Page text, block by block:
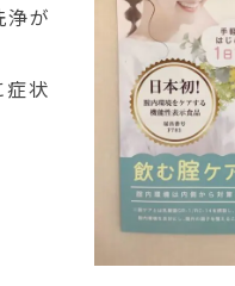
浄が
症状